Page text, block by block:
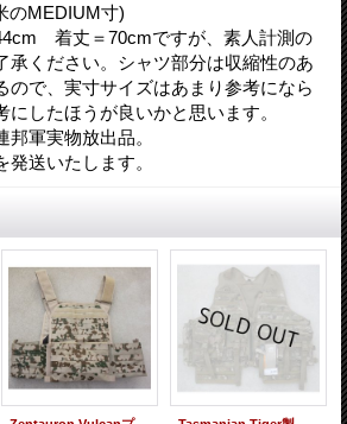
のMEDIUM寸)
着丈＝70cmですが、素人計測の
承ください。シャツ部分は収縮性のあ
ので、実寸サイズはあまり参考になら
したほうが良いかと思います。
軍実物放出品。
送いたします。